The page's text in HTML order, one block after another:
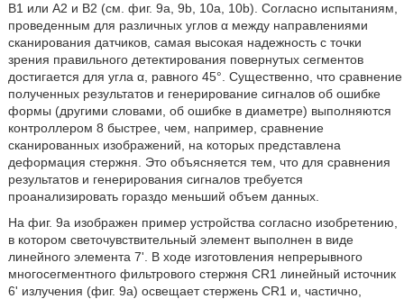
В1 или А2 и В2 (см. фиг. 9a, 9b, 10a, 10b). Согласно испытаниям,
проведенным для различных углов α между направлениями
сканирования датчиков, самая высокая надежность с точки
зрения правильного детектирования повернутых сегментов
достигается для угла α, равного 45°. Существенно, что сравнение
полученных результатов и генерирование сигналов об ошибке
формы (другими словами, об ошибке в диаметре) выполняются
контроллером 8 быстрее, чем, например, сравнение
сканированных изображений, на которых представлена
деформация стержня. Это объясняется тем, что для сравнения
результатов и генерирования сигналов требуется
проанализировать гораздо меньший объем данных.
На фиг. 9a изображен пример устройства согласно изобретению,
в котором светочувствительный элемент выполнен в виде
линейного элемента 7'. В ходе изготовления непрерывного
многосегментного фильтрового стержня CR1 линейный источник
6' излучения (фиг. 9a) освещает стержень CR1 и, частично,